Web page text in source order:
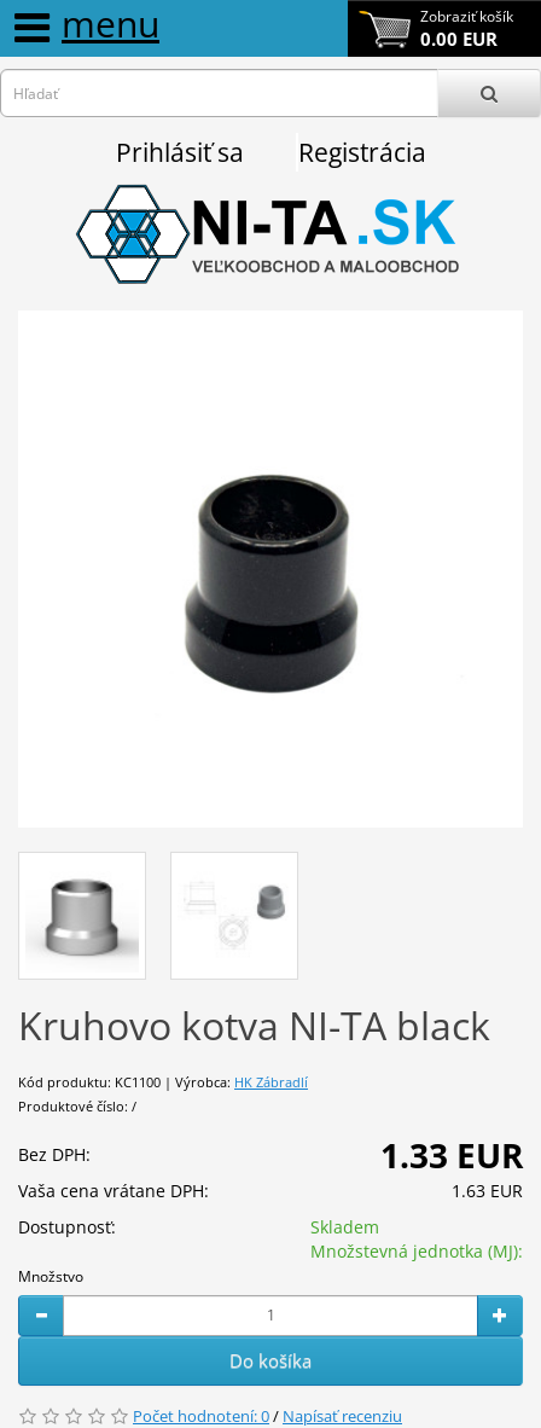
Zobraziť košík
0.00 EUR
menu
Prihlásiť sa Registrácia
Kruhovo kotva NI-TA black
Kód produktu: KC1100 | Výrobca: HK Zábradlí
Produktové číslo: /
Bez DPH: 1.33 EUR
Vaša cena vrátane DPH:
1.63 EUR
Dostupnosť:
Skladem
Množstevná jednotka (MJ):
Množstvo
Do košíka
Počet hodnotení: 0/ Napísať recenziu